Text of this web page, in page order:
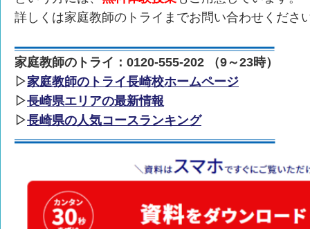
詳しくは家庭教師のトライまでお問い合わせくださ
家庭教師のトライ：0120-555-202 （9～23時）
▷家庭教師のトライ長崎校ホームページ
▷長崎県エリアの最新情報
▷長崎県の人気コースランキング